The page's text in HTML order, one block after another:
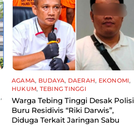
,
AGAMA, BUDAYA, DAERAH, EKONOMI,
HUKUM, TEBING TINGGI
Warga Tebing Tinggi Desak Polisi
Buru Residivis “Riki Darwis”,
Diduga Terkait Jaringan Sabu